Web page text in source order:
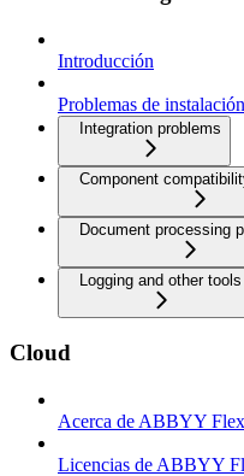
Introducción
Problemas de instalación
Integration problems
Component
Document processing
Logging and other tools
Cloud
Acerca de ABBYY
Licencias de ABBYY